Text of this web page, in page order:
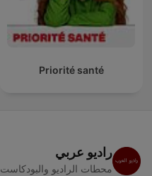
Priorité santé
راديو عربي
محطات الراديو والبودكاست